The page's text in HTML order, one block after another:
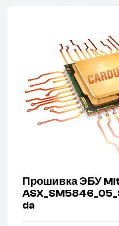
Прошивка ЭБУ
da